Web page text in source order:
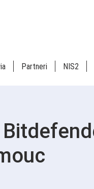
Partneri NIS2